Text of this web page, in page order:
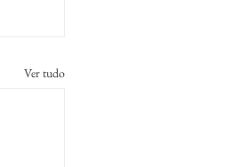
Ver tudo